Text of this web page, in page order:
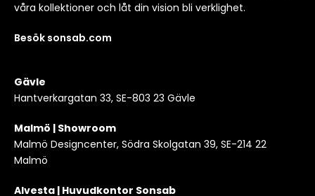
våra kollektioner och låt din vision bli verklighet.
Besök sonsab.com
Gävle
Hantverkargatan 33, SE-803 23 Gävle
Malmö | Showroom
Malmö Designcenter, Södra Skolgatan 39, SE-214 22
Malmö
Alvesta | Huvudkontor Sonsab